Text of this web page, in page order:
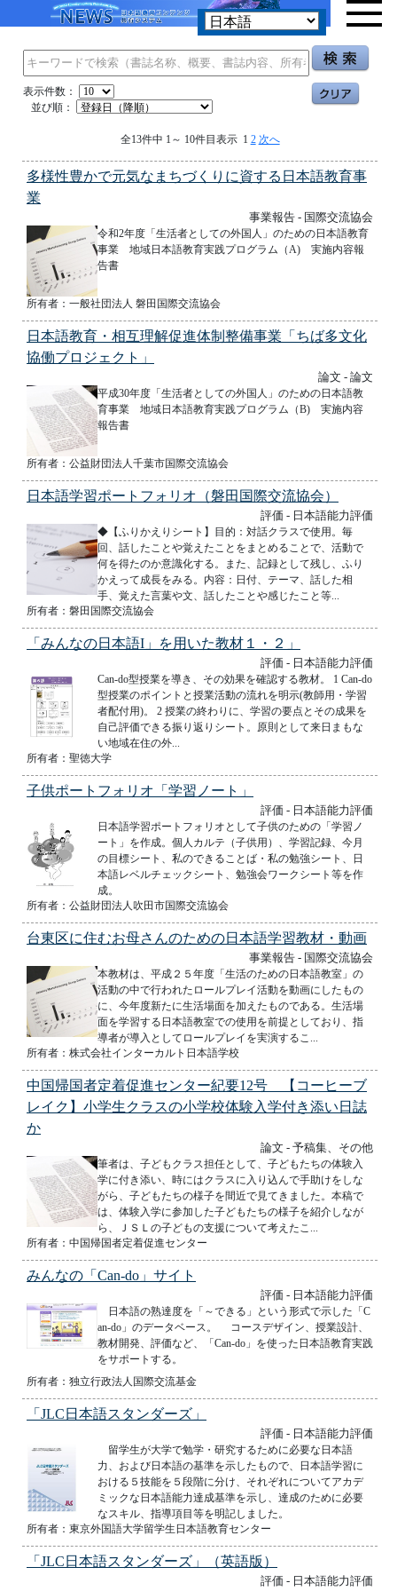
表示件数：
並び順：
全13件中 1～ 10件目表示 1 2 次へ
多様性豊かで元気なまちづくりに資する日本語教育事
業
事業報告 - 国際交流協会
令和2年度「生活者としての外国人」のための日本語教育
事業 地域日本語教育実践プログラム（A) 実施内容報
告書
所有者：一般社団法人 磐田国際交流協会
日本語教育・相互理解促進体制整備事業「ちば多文化
協働プロジェクト」
論文 - 論文
平成30年度「生活者としての外国人」のための日本語教
育事業 地域日本語教育実践プログラム（B) 実施内容
報告書
所有者：公益財団法人千葉市国際交流協会
日本語学習ポートフォリオ（磐田国際交流協会）
評価 - 日本語能力評価
◆【ふりかえりシート】目的：対話クラスで使用。毎
回、話したことや覚えたことをまとめることで、活動で
何を得たのか意識化する。また、記録として残し、ふり
かえって成長をみる。内容：日付、テーマ、話した相
手、覚えた言葉や文、話したことや感じたこと等...
所有者：磐田国際交流協会
「みんなの日本語I」を用いた教材１・２」
評価 - 日本語能力評価
Can-do型授業を導き、その効果を確認する教材。 1 Can-do
型授業のポイントと授業活動の流れを明示(教師用・学習
者配付用)。 2 授業の終わりに、学習の要点とその成果を
自己評価できる振り返りシート。原則として来日まもな
い地域在住の外...
所有者：聖徳大学
子供ポートフォリオ「学習ノート」
評価 - 日本語能力評価
日本語学習ポートフォリオとして子供のための「学習ノ
ート」を作成。個人カルテ（子供用）、学習記録、今月
の目標シート、私のできることば・私の勉強シート、日
本語レベルチェックシート、勉強会ワークシート等を作
成。
所有者：公益財団法人吹田市国際交流協会
台東区に住むお母さんのための日本語学習教材・動画
事業報告 - 国際交流協会
本教材は、平成２５年度「生活のための日本語教室」の
活動の中で行われたロールプレイ活動を動画にしたもの
に、今年度新たに生活場面を加えたものである。生活場
面を学習する日本語教室での使用を前提としており、指
導者が導入としてロールプレイを実演するこ...
所有者：株式会社インターカルト日本語学校
中国帰国者定着促進センター紀要12号 【コーヒーブ
レイク】小学生クラスの小学校体験入学付き添い日誌
か
論文 - 予稿集、その他
筆者は、子どもクラス担任として、子どもたちの体験入
学に付き添い、時にはクラスに入り込んで手助けをしな
がら、子どもたちの様子を間近で見てきました。本稿で
は、体験入学に参加した子どもたちの様子を紹介しなが
ら、ＪＳＬの子どもの支援について考えたこ...
所有者：中国帰国者定着促進センター
みんなの「Can-do」サイト
評価 - 日本語能力評価
日本語の熟達度を「～できる」という形式で示した「C
an-do」のデータベース。 コースデザイン、授業設計、
教材開発、評価など、「Can-do」を使った日本語教育実践
をサポートする。
所有者：独立行政法人国際交流基金
「JLC日本語スタンダーズ」
評価 - 日本語能力評価
留学生が大学で勉学・研究するために必要な日本語
力、および日本語の基準を示したもので、日本語学習に
おける５技能を５段階に分け、それぞれについてアカデ
ミックな日本語能力達成基準を示し、達成のために必要
なスキル、指導項目等を明記しました。
所有者：東京外国語大学留学生日本語教育センター
「JLC日本語スタンダーズ」（英語版）
評価 - 日本語能力評価